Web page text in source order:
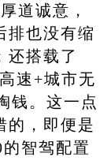
道诚意，
排也没有缩
还搭载了
速+城市无
钱。这一点
的，即便是
智驾配置